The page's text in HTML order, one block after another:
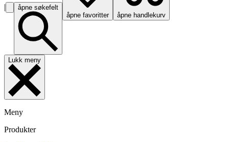
|
åpne søkefelt
åpne favoritter
åpne handlekurv
Lukk meny
Meny
Produkter